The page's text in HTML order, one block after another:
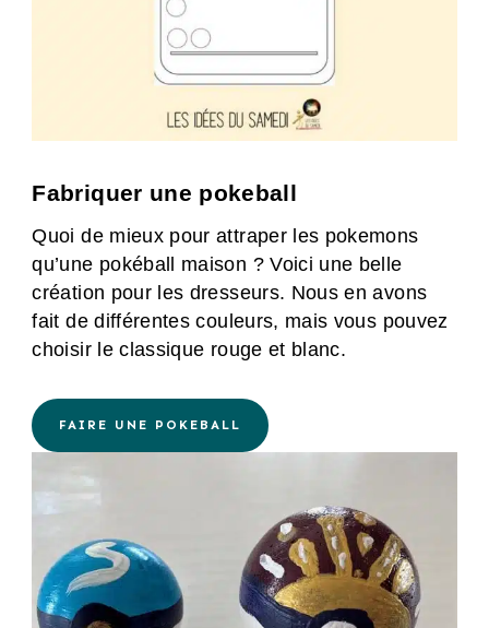
Fabriquer une pokeball
Quoi de mieux pour attraper les pokemons
qu’une pokéball maison ? Voici une belle
création pour les dresseurs. Nous en avons
fait de différentes couleurs, mais vous pouvez
choisir le classique rouge et blanc.
FAIRE UNE POKEBALL